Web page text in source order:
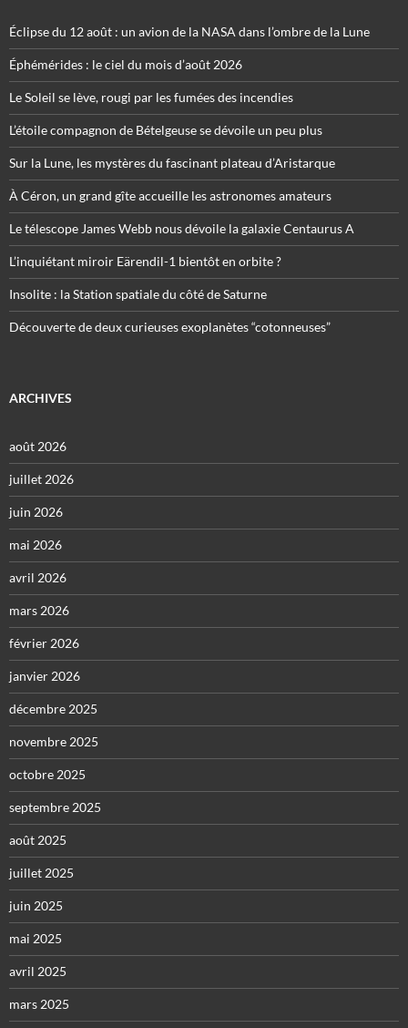
Éclipse du 12 août : un avion de la NASA dans l’ombre de la Lune
Éphémérides : le ciel du mois d’août 2026
Le Soleil se lève, rougi par les fumées des incendies
L’étoile compagnon de Bételgeuse se dévoile un peu plus
Sur la Lune, les mystères du fascinant plateau d’Aristarque
À Céron, un grand gîte accueille les astronomes amateurs
Le télescope James Webb nous dévoile la galaxie Centaurus A
L’inquiétant miroir Eärendil-1 bientôt en orbite ?
Insolite : la Station spatiale du côté de Saturne
Découverte de deux curieuses exoplanètes “cotonneuses”
ARCHIVES
août 2026
juillet 2026
juin 2026
mai 2026
avril 2026
mars 2026
février 2026
janvier 2026
décembre 2025
novembre 2025
octobre 2025
septembre 2025
août 2025
juillet 2025
juin 2025
mai 2025
avril 2025
mars 2025